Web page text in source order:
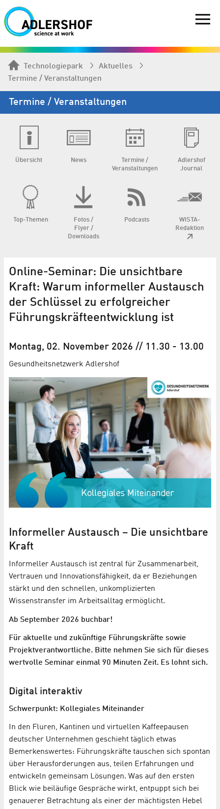
Technologiepark
Aktuelles
Termine / Veranstaltungen
Termine / Veranstaltungen
Übersicht News
Termine /
Veranstaltungen
Adlershof
Journal
Top-Themen
Fotos /
Flyer /
Downloads
Podcasts
WISTA-
Redaktion
Online-Seminar: Die unsichtbare
Kraft: Warum informeller Austausch
der Schlüssel zu erfolgreicher
Führungs­kräfte­entwicklung ist
Montag, 02. November 2026 // 11.30 - 13.00
Gesundheitsnetzwerk Adlershof
Informeller Austausch – Die unsichtbare
Kraft
Informeller Austausch ist zentral für Zusammenarbeit,
Vertrauen und Innovationsfähigkeit, da er Beziehungen
stärkt und den schnellen, unkomplizierten
Wissenstransfer im Arbeitsalltag ermöglicht.
Ab September 2026 buchbar!
Für aktuelle und zukünftige Führungskräfte sowie
Projektverantwortliche. Bitte nehmen Sie sich für dieses
wertvolle Seminar einmal 90 Minuten Zeit. Es lohnt sich.
Digital interaktiv
Schwerpunkt: Kollegiales Miteinander
In den Fluren, Kantinen und virtuellen Kaffeepausen
deutscher Unternehmen geschieht täglich etwas
Bemerkenswertes: Führungskräfte tauschen sich spontan
über Herausforderungen aus, teilen Erfahrungen und
entwickeln gemeinsam Lösungen. Was auf den ersten
Blick wie beiläufige Gespräche wirkt, entpuppt sich bei
genauerer Betrachtung als einer der mächtigsten Hebel